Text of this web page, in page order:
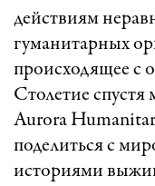
действиям
гуманитарных
происходящее с
Столетие
Aurora
поделиться с
историями